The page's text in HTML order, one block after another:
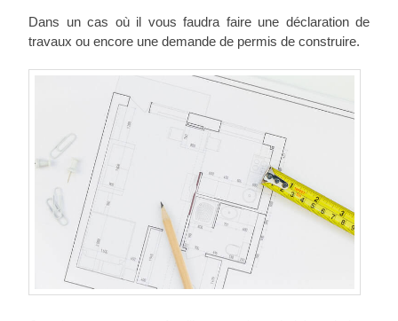
Dans un cas où il vous faudra faire une déclaration de
travaux ou encore une demande de permis de construire.